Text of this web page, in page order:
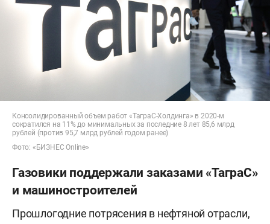
Консолидированный объем работ «ТаграС-Холдинга» в 2020-м
сократился на 11% до минимальных за последние 8 лет 85,6 млрд
рублей (против 95,7 млрд рублей годом ранее)
Фото: «БИЗНЕС Online»
Газовики поддержали заказами «ТаграС»
и машиностроителей
Прошлогодние потрясения в нефтяной отрасли,